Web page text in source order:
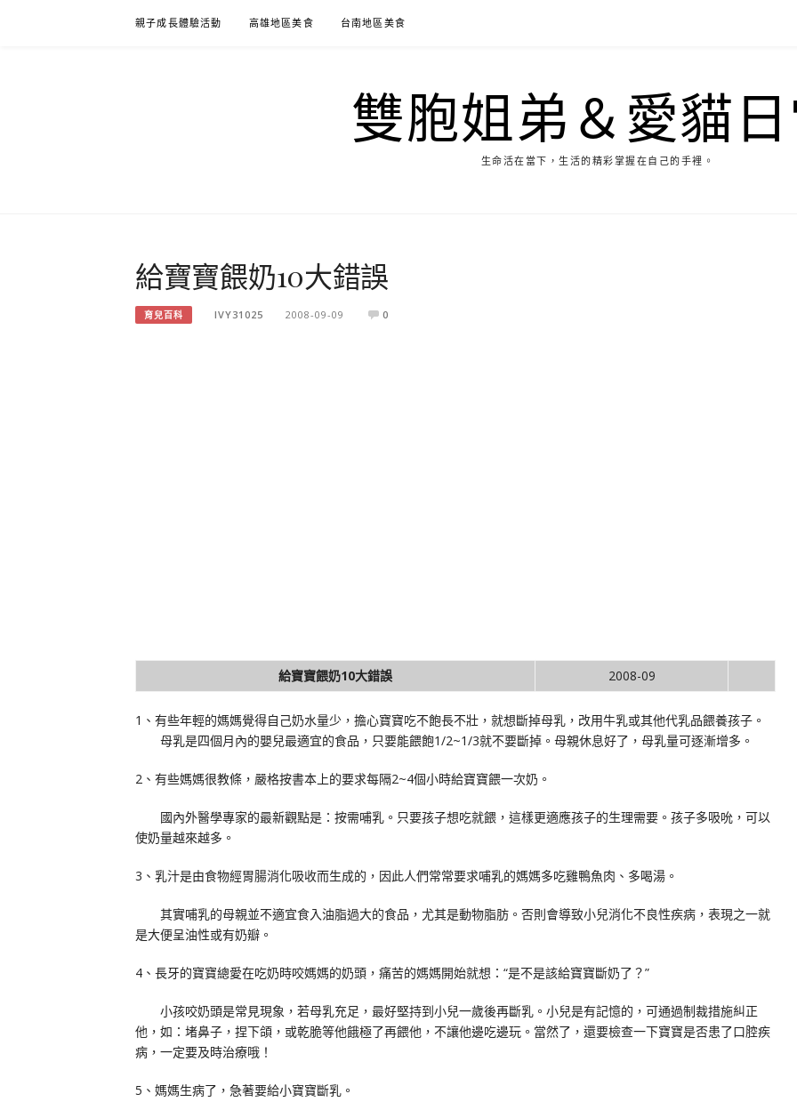
親子成長體驗活動 高雄地區美食 台南地區美食
雙胞姐弟＆愛貓
生命活在當下，生活的精彩掌握在自己的手裡。
給寶寶餵奶10大錯誤
育兒百科 IVY31025 2008-09-09 0
給寶寶餵奶10大錯誤 2008-09
1、有些年輕的媽媽覺得自己奶水量少，擔心寶寶吃不飽長不壯，就想斷掉母乳，改用牛乳或其他代乳品餵養孩子。
母乳是四個月內的嬰兒最適宜的食品，只要能餵飽1/2~1/3就不要斷掉。母親休息好了，母乳量可逐漸增多。
2、有些媽媽很教條，嚴格按書本上的要求每隔2~4個小時給寶寶餵一次奶。
國內外醫學專家的最新觀點是：按需哺乳。只要孩子想吃就餵，這樣更適應孩子的生理需要。孩子多吸吮，可以
使奶量越來越多。
3、乳汁是由食物經胃腸消化吸收而生成的，因此人們常常要求哺乳的媽媽多吃雞鴨魚肉、多喝湯。
其實哺乳的母親並不適宜食入油脂過大的食品，尤其是動物脂肪。否則會導致小兒消化不良性疾病，表現之一就
是大便呈油性或有奶瓣。
4、長牙的寶寶總愛在吃奶時咬媽媽的奶頭，痛苦的媽媽開始就想：“是不是該給寶寶斷奶了？”
小孩咬奶頭是常見現象，若母乳充足，最好堅持到小兒一歲後再斷乳。小兒是有記憶的，可通過制裁措施糾正
他，如：堵鼻子，捏下頜，或乾脆等他餓極了再餵他，不讓他邊吃邊玩。當然了，還要檢查一下寶寶是否患了口腔疾
病，一定要及時治療哦！
5、媽媽生病了，急著要給小寶寶斷乳。